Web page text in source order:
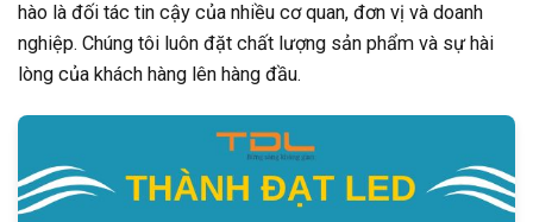
hào là đối tác tin cậy của nhiều cơ quan, đơn vị và doanh
nghiệp. Chúng tôi luôn đặt chất lượng sản phẩm và sự hài
lòng của khách hàng lên hàng đầu.